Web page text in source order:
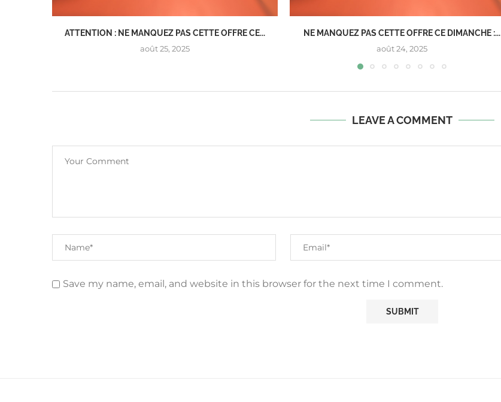
ATTENTION : NE MANQUEZ PAS CETTE OFFRE CE...
août 25, 2025
NE MANQUEZ PAS CETTE OFFRE CE DIMANCHE :...
août 24, 2025
LEAVE A COMMENT
Save my name, email, and website in this browser for the next time I comment.